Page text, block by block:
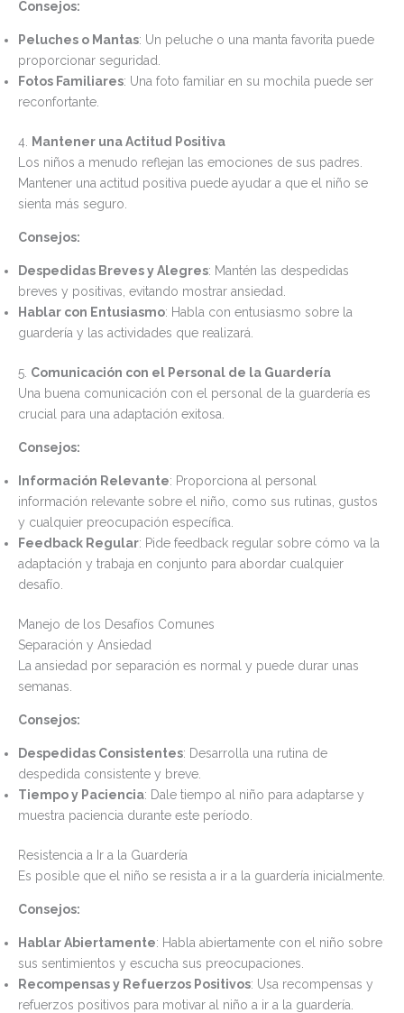
Consejos:
Peluches o Mantas: Un peluche o una manta favorita puede
proporcionar seguridad.
Fotos Familiares: Una foto familiar en su mochila puede ser
reconfortante.
4.
Mantener una Actitud Positiva
Los niños a menudo reflejan las emociones de sus padres.
Mantener una actitud positiva puede ayudar a que el niño se
sienta más seguro.
Consejos:
Despedidas Breves y Alegres: Mantén las despedidas
breves y positivas, evitando mostrar ansiedad.
Hablar con Entusiasmo: Habla con entusiasmo sobre la
guardería y las actividades que realizará.
5. Comunicación con el Personal de la Guardería
Una buena comunicación con el personal de la guardería es
crucial para una adaptación exitosa.
Consejos:
Información Relevante: Proporciona al personal
información relevante sobre el niño, como sus rutinas, gustos
y cualquier preocupación específica.
Feedback Regular: Pide feedback regular sobre cómo va la
adaptación y trabaja en conjunto para abordar cualquier
desafío.
Manejo de los Desafíos Comunes
Separación y Ansiedad
La ansiedad por separación es normal y puede durar unas
semanas.
Consejos:
Despedidas Consistentes: Desarrolla una rutina de
despedida consistente y breve.
Tiempo y Paciencia: Dale tiempo al niño para adaptarse y
muestra paciencia durante este período.
Resistencia a Ir a la Guardería
Es posible que el niño se resista a ir a la guardería inicialmente.
Consejos:
Hablar Abiertamente: Habla abiertamente con el niño sobre
sus sentimientos y escucha sus preocupaciones.
Recompensas y Refuerzos Positivos: Usa recompensas y
refuerzos positivos para motivar al niño a ir a la guardería.